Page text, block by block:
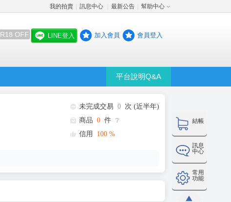
我的拍賣 訊息中心 最新公告 幫助中心
R18 OFF LINE登入 加入會員 會員登入
平台說明Q&A
結帳
訊息
中心
常用
功能
未完成交易 0 次 (近半年)
商品 0 件 ❔
信用
100 %